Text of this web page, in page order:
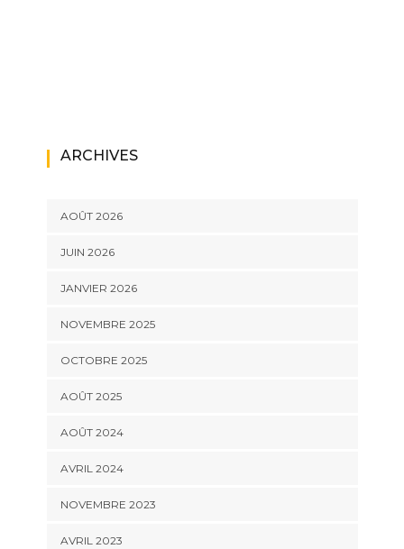
ARCHIVES
AOÛT 2026
JUIN 2026
JANVIER 2026
NOVEMBRE 2025
OCTOBRE 2025
AOÛT 2025
AOÛT 2024
AVRIL 2024
NOVEMBRE 2023
AVRIL 2023